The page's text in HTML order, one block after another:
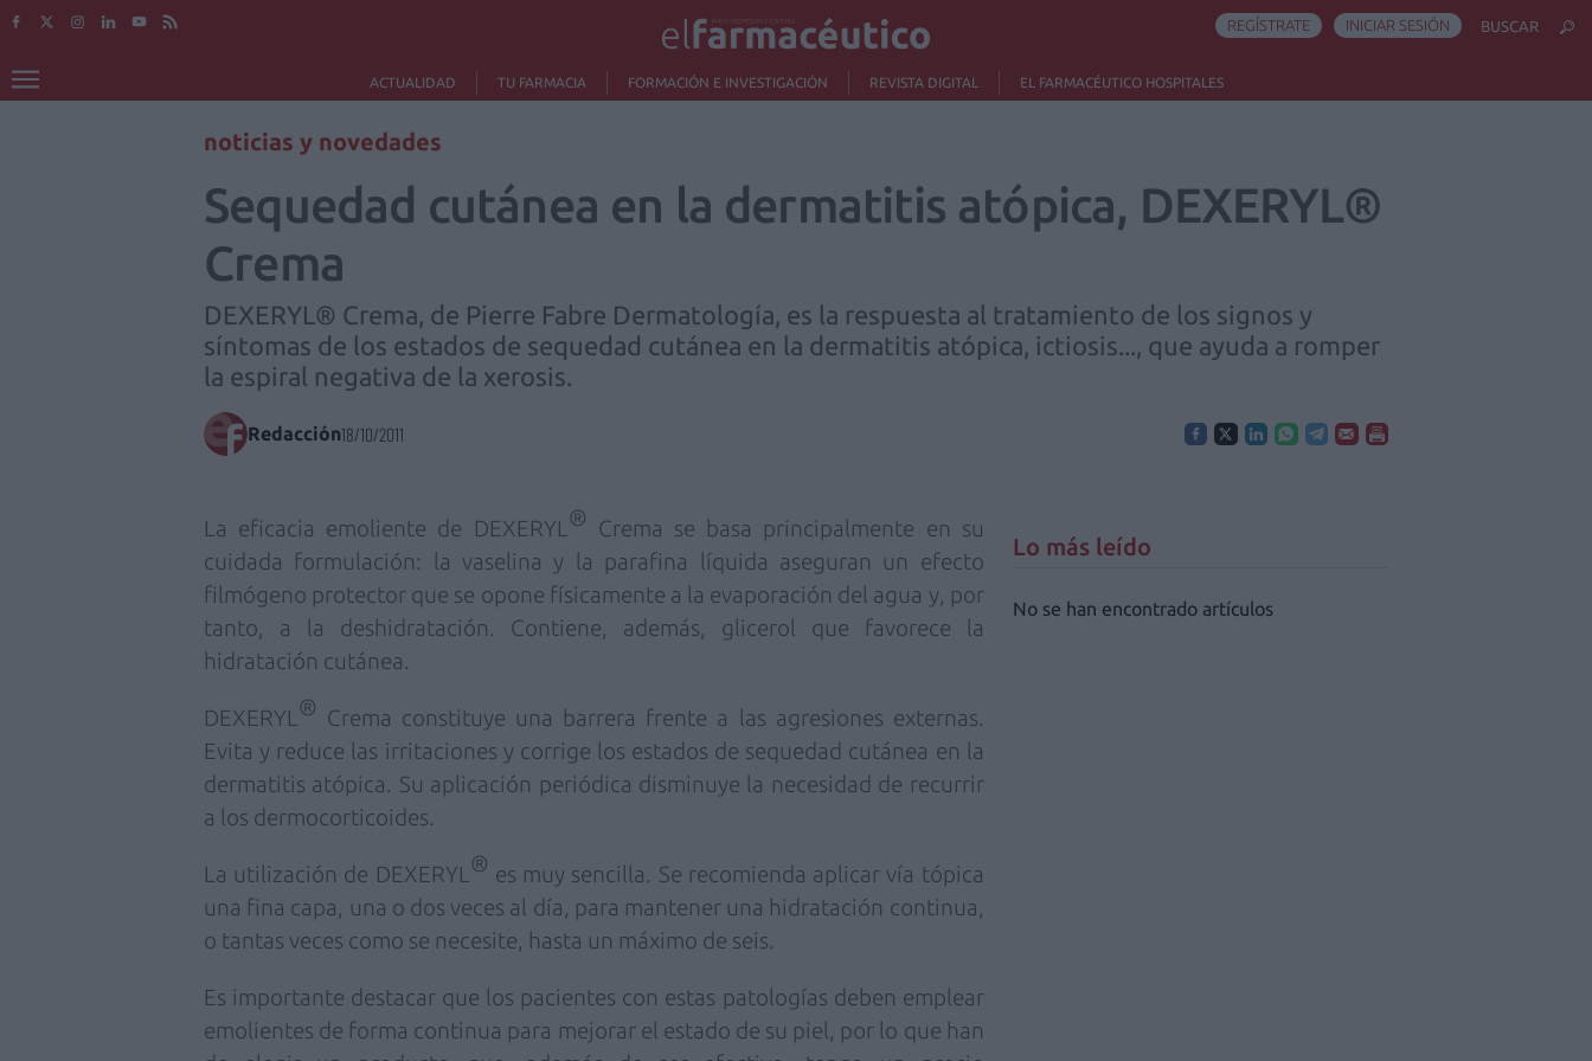
ACTUALIDAD TU FARMACIA FORMACIÓN E INVESTIGACIÓN REVISTA DIGITAL EL FARMACÉUTICO HOSPITALES
REGÍSTRATE INICIAR SESIÓN BUSCAR
noticias y novedades
Sequedad cutánea en la dermatitis atópica, DEXERYL®
Crema
DEXERYL® Crema, de Pierre Fabre Dermatología, es la respuesta al tratamiento de los signos y
síntomas de los estados de sequedad cutánea en la dermatitis atópica, ictiosis..., que ayuda a romper
la espiral negativa de la xerosis.
Redacción18/10/2011
La eficacia emoliente de DEXERYL ® Crema se basa principalmente en su
cuidada formulación: la vaselina y la parafina líquida aseguran un efecto
filmógeno protector que se opone físicamente a la evaporación del agua y, por
tanto, a la deshidratación. Contiene, además, glicerol que favorece la
hidratación cutánea.
DEXERYL ® Crema constituye una barrera frente a las agresiones externas.
Evita y reduce las irritaciones y corrige los estados de sequedad cutánea en la
dermatitis atópica. Su aplicación periódica disminuye la necesidad de recurrir
a los dermocorticoides.
La utilización de DEXERYL ® es muy sencilla. Se recomienda aplicar vía tópica
una fina capa, una o dos veces al día, para mantener una hidratación continua,
o tantas veces como se necesite, hasta un máximo de seis.
Es importante destacar que los pacientes con estas patologías deben emplear
emolientes de forma continua para mejorar el estado de su piel, por lo que han
Lo más leído
No se han encontrado artículos